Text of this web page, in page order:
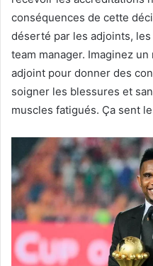
conséquences de cette
déserté par les adjoints,
team manager. Imaginez
adjoint pour donner des
soigner les blessures et
muscles fatigués. Ça sent